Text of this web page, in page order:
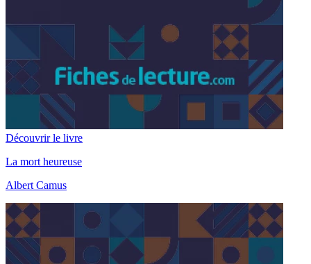
Découvrir le livre
La mort heureuse
Albert Camus